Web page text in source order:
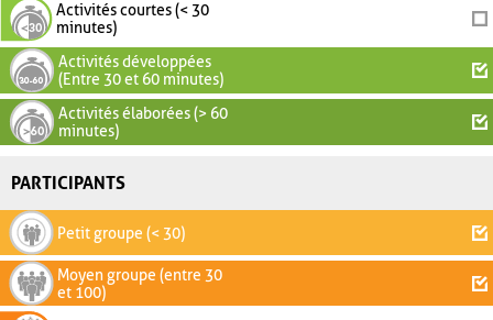
Activités courtes (< 30
minutes)
Activités développées
(Entre 30 et 60 minutes)
Activités élaborées (> 60
minutes)
PARTICIPANTS
Petit groupe (< 30)
Moyen groupe (entre 30
et 100)